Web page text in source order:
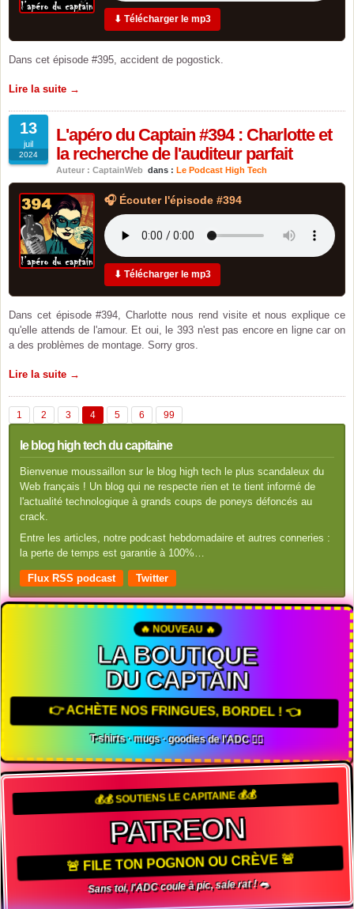
⬇ Télécharger le mp3
Dans cet épisode #395, accident de pogostick.
Lire la suite →
13
juil
2024
L'apéro du Captain #394 : Charlotte et
la recherche de l'auditeur parfait
Auteur : CaptainWeb dans : Le Podcast High Tech
🎧 Écouter l'épisode #394
⬇ Télécharger le mp3
Dans cet épisode #394, Charlotte nous rend visite et nous explique ce
qu'elle attends de l'amour. Et oui, le 393 n'est pas encore en ligne car on
a des problèmes de montage. Sorry gros.
Lire la suite →
1 2 3 4 5 6 99
le blog high tech du capitaine
Bienvenue moussaillon sur le blog high tech le plus scandaleux du
Web français ! Un blog qui ne respecte rien et te tient informé de
l'actualité technologique à grands coups de poneys défoncés au
crack.
Entre les articles, notre podcast hebdomadaire et autres conneries :
la perte de temps est garantie à 100%…
Flux RSS podcast Twitter
🔥 NOUVEAU 🔥
LA BOUTIQUE
DU CAPTAIN
👉 ACHÈTE NOS FRINGUES, BORDEL ! 👈
T-shirts · mugs · goodies de l'ADC 🏴‍☠️
💰💰 SOUTIENS LE CAPITAINE 💰💰
PATREON
🚨 FILE TON POGNON OU CRÈVE 🚨
Sans toi, l'ADC coule à pic, sale rat ! 🐀